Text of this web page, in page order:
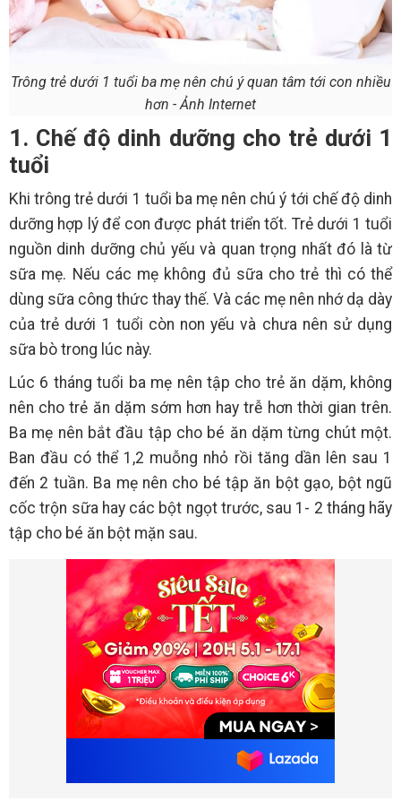
Trông trẻ dưới 1 tuổi ba mẹ nên chú ý quan tâm tới con nhiều
hơn - Ảnh Internet
1. Chế độ dinh dưỡng cho trẻ dưới 1
tuổi
Khi trông trẻ dưới 1 tuổi ba mẹ nên chú ý tới chế độ dinh
dưỡng hợp lý để con được phát triển tốt. Trẻ dưới 1 tuổi
nguồn dinh dưỡng chủ yếu và quan trọng nhất đó là từ
sữa mẹ. Nếu các mẹ không đủ sữa cho trẻ thì có thể
dùng sữa công thức thay thế. Và các mẹ nên nhớ dạ dày
của trẻ dưới 1 tuổi còn non yếu và chưa nên sử dụng
sữa bò trong lúc này.
Lúc 6 tháng tuổi ba mẹ nên tập cho trẻ ăn dặm, không
nên cho trẻ ăn dặm sớm hơn hay trễ hơn thời gian trên.
Ba mẹ nên bắt đầu tập cho bé ăn dặm từng chút một.
Ban đầu có thể 1,2 muỗng nhỏ rồi tăng dần lên sau 1
đến 2 tuần. Ba mẹ nên cho bé tập ăn bột gạo, bột ngũ
cốc trộn sữa hay các bột ngọt trước, sau 1- 2 tháng hãy
tập cho bé ăn bột mặn sau.